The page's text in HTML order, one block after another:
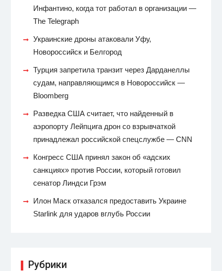
Инфантино, когда тот работал в организации —
The Telegraph
Украинские дроны атаковали Уфу,
Новороссийск и Белгород
Турция запретила транзит через Дарданеллы
судам, направляющимся в Новороссийск —
Bloomberg
Разведка США считает, что найденный в
аэропорту Лейпцига дрон со взрывчаткой
принадлежал российской спецслужбе — CNN
Конгресс США принял закон об «адских
санкциях» против России, который готовил
сенатор Линдси Грэм
Илон Маск отказался предоставить Украине
Starlink для ударов вглубь России
Рубрики